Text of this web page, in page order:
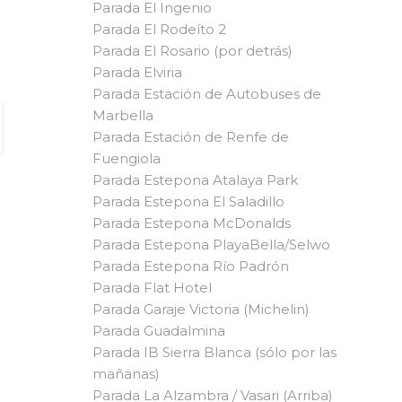
Parada El Ingenio
Parada El Rodeíto 2
Parada El Rosario (por detrás)
Parada Elviria
Parada Estación de Autobuses de
Marbella
Parada Estación de Renfe de
Fuengiola
Parada Estepona Atalaya Park
Parada Estepona El Saladillo
Parada Estepona McDonalds
Parada Estepona PlayaBella/Selwo
Parada Estepona Río Padrón
Parada Flat Hotel
Parada Garaje Victoria (Michelin)
Parada Guadalmina
Parada IB Sierra Blanca (sólo por las
mañanas)
Parada La Alzambra / Vasari (Arriba)